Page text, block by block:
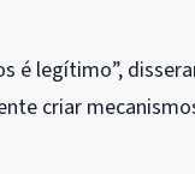
é legítimo”,
criar